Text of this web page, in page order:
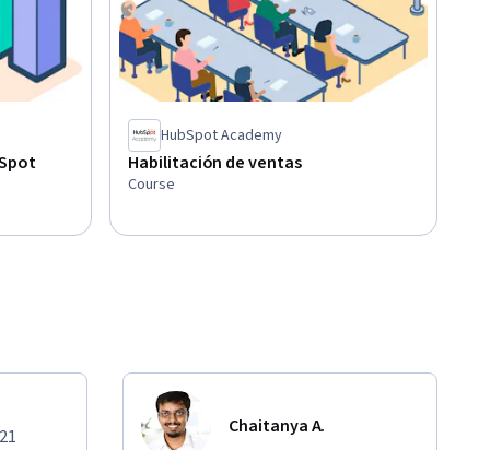
HubSpot Academy
Habilitación de ventas
Course
Chaitanya A.